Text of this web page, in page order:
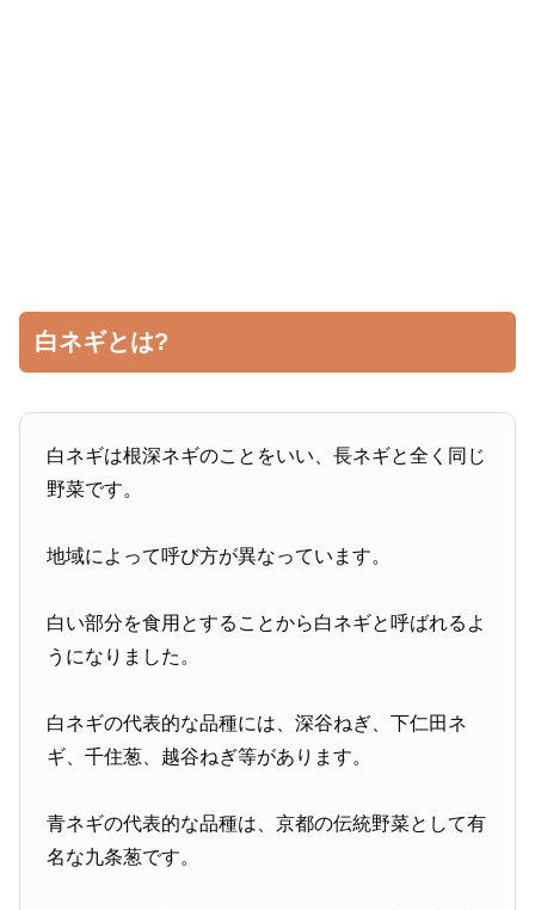
白ネギとは?
白ネギは根深ネギのことをいい、長ネギと全く同じ
野菜です。
地域によって呼び方が異なっています。
白い部分を食用とすることから白ネギと呼ばれるよ
うになりました。
白ネギの代表的な品種には、深谷ねぎ、下仁田ネ
ギ、千住葱、越谷ねぎ等があります。
青ネギの代表的な品種は、京都の伝統野菜として有
名な九条葱です。